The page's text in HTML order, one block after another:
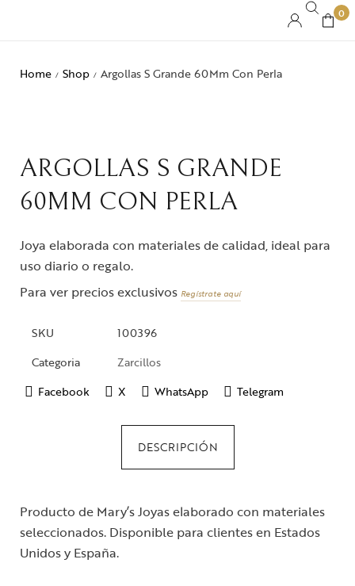
0
Home / Shop / Argollas S Grande 60Mm Con Perla
ARGOLLAS S GRANDE
60MM CON PERLA
Joya elaborada con materiales de calidad, ideal para
uso diario o regalo.
Para ver precios exclusivos Regístrate aquí
SKU
100396
Categoria
Zarcillos
Facebook
X WhatsApp Telegram
DESCRIPCIÓN
Producto de Mary’s Joyas elaborado con materiales
seleccionados. Disponible para clientes en Estados
Unidos y España.